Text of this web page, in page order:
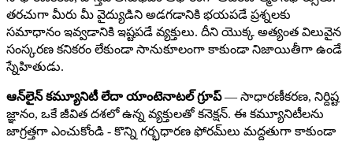
తరచుగా మీరు మీ వైద్యుడిని అడగడానికి భయపడే ప్రశ్నలకు
సమాధానం ఇవ్వడానికి ఇష్టపడే వ్యక్తులు. దీని యొక్క అత్యంత విలువైన
సంస్కరణ కనికరం లేకుండా సానుకూలంగా కాకుండా నిజాయితీగా ఉండే
స్నేహితుడు.
ఆన్‌లైన్ కమ్యూనిటీ లేదా యాంటెనాటల్ గ్రూప్— సాధారణీకరణ, నిర్దిష్ట
జ్ఞానం, ఒకే జీవిత దశలో ఉన్న వ్యక్తులతో కనెక్షన్. ఈ కమ్యూనిటీలను
జాగ్రత్తగా ఎంచుకోండి - కొన్ని గర్భధారణ ఫోరమ్‌లు మద్దతుగా కాకుండా